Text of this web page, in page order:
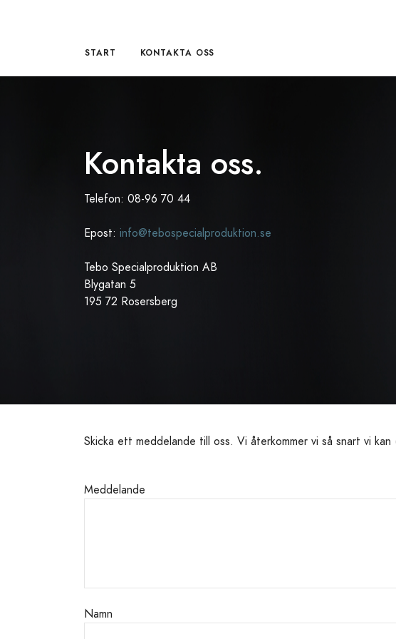
START KONTAKTA OSS
Kontakta oss.
Telefon: 08-96 70 44
Epost: info@tebospecialproduktion.se
Tebo Specialproduktion AB
Blygatan 5
195 72 Rosersberg
Skicka ett meddelande till oss. Vi återkommer vi så snart vi kan
Meddelande
Namn